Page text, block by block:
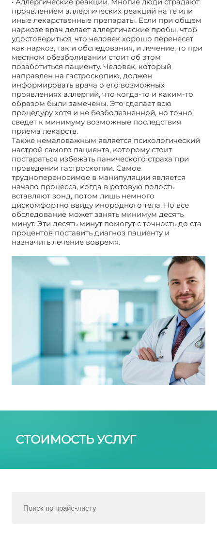
проявлением аллергических реакций на те или
иные лекарственные препараты. Если при общем
наркозе врач делает аллергические пробы, чтоб
удостовериться, что человек хорошо перенесет
как наркоз, так и обследования, и лечение, то при
местном обезболивании стоит об этом
позаботиться пациенту. Человек, который
направлен на гастроскопию, должен
информировать врача о его возможных
проявлениях аллергий, что когда-то и каким-то
образом были замечены. Это сделает всю
процедуру хотя и не безболезненной, но точно
сведет к минимуму возможные последствия
приема лекарств.
Также немаловажным является психологический
настрой самого пациента, которому стоит
постараться избежать панического страха при
проведении гастроскопии. Самое
труднопереносимое в манипуляции является
начало процесса, когда в ротовую полость
вставляют зонд, потом лишь немного
дискомфортно ввиду инородного тела. Но все
обследование может занять минимум десять
минут. Эти десять минут помогут с точность до ста
процентов поставить диагноз пациенту и
назначить лечение вовремя.
СТОИМОСТЬ УСЛУГ